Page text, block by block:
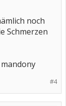
noch
Schmerzen
#4